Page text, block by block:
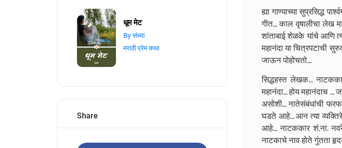
धूम मेट
By संध्या
मराठी प्रेम कथा
Share
ह्या गाण्याच्या सुप्रसिद्ध
गीत... काल वृषालीचा लेख
शांताबाई शेळके यांचे आणि
महानंदा या चित्रपटाची
जाऊन पोहोचतो...
सिद्धहस्त लेखक...
महानंदा... होय महानंदाच ...
असोशी... नातेसंबंधांची
घडते आहे... आन त्या
आहे... नाटककार शं.ना.
नाटकाचे नाव होते गुंतता